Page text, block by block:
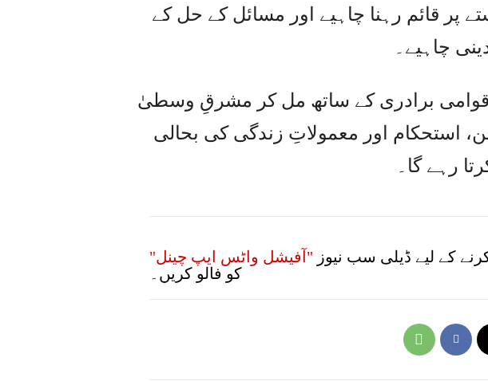
پر قائم رہنا چاہیے اور مسائل کے حل کے
چاہیے۔
برادری کے ساتھ مل کر مشرقِ وسطیٰ
استحکام اور معمولاتِ زندگی کی بحالی
رہے گا۔
کے لیے ڈیلی سب نیوز "آفیشل واٹس ایپ چینل"
کو فالو کریں۔